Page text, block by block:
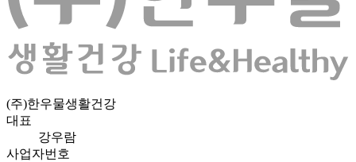
(주)한우물생활건강
대표
강우람
사업자번호